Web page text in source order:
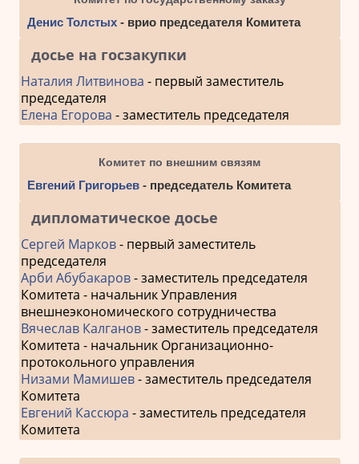
Денис Толстых- врио председателя Комитета
досье на госзакупки
Наталия Литвинова - первый заместитель
председателя
Елена Егорова - заместитель председателя
Комитет по внешним связям
Евгений Григорьев- председатель Комитета
дипломатическое досье
Сергей Марков- первый заместитель
председателя
Арби Абубакаров- заместитель председателя
Комитета - начальник Управления
внешнеэкономического сотрудничества
Вячеслав Калганов- заместитель председателя
Комитета - начальник Организационно-
протокольного управления
Низами Мамишев- заместитель председателя
Комитета
Евгений Кассюра - заместитель председателя
Комитета